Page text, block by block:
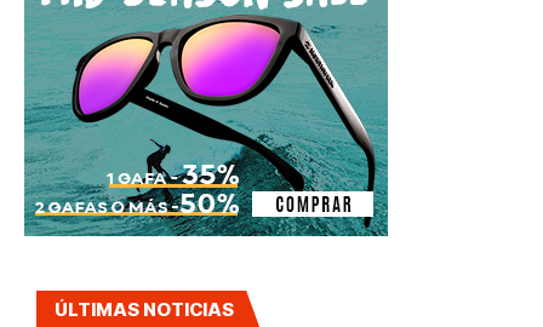
ÚLTIMAS NOTICIAS